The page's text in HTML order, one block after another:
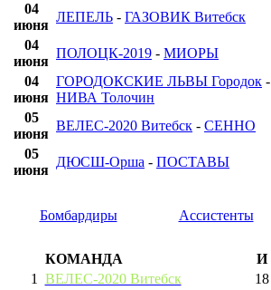
04
июня
ЛЕПЕЛЬ - ГАЗОВИК Витебск
04
июня
ПОЛОЦК-2019 - МИОРЫ
04
июня
ГОРОДОКСКИЕ ЛЬВЫ Городок -
НИВА Толочин
05
июня
ВЕЛЕС-2020 Витебск - СЕННО
05
июня
ДЮСШ-Орша - ПОСТАВЫ
Бомбардиры Ассистенты
КОМАНДА И
1
ВЕЛЕС-2020 Витебск 18